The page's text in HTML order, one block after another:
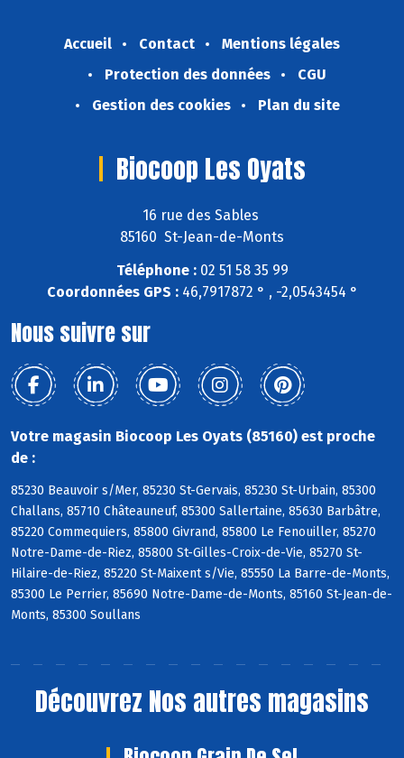
Accueil Contact
Mentions légales
Protection des données
CGU
Gestion des cookies
Plan du site
Biocoop Les Oyats
16 rue des Sables
85160 St-Jean-de-Monts
Téléphone :02 51 58 35 99
Coordonnées GPS :46,7917872 ° , -2,0543454 °
Nous suivre sur
Votre magasin Biocoop Les Oyats (85160) est proche
de :
85230 Beauvoir s/Mer, 85230 St-Gervais, 85230 St-Urbain, 85300
Challans, 85710 Châteauneuf, 85300 Sallertaine, 85630 Barbâtre,
85220 Commequiers, 85800 Givrand, 85800 Le Fenouiller, 85270
Notre-Dame-de-Riez, 85800 St-Gilles-Croix-de-Vie, 85270 St-
Hilaire-de-Riez, 85220 St-Maixent s/Vie, 85550 La Barre-de-Monts,
85300 Le Perrier, 85690 Notre-Dame-de-Monts, 85160 St-Jean-de-
Monts, 85300 Soullans
Découvrez Nos autres magasins